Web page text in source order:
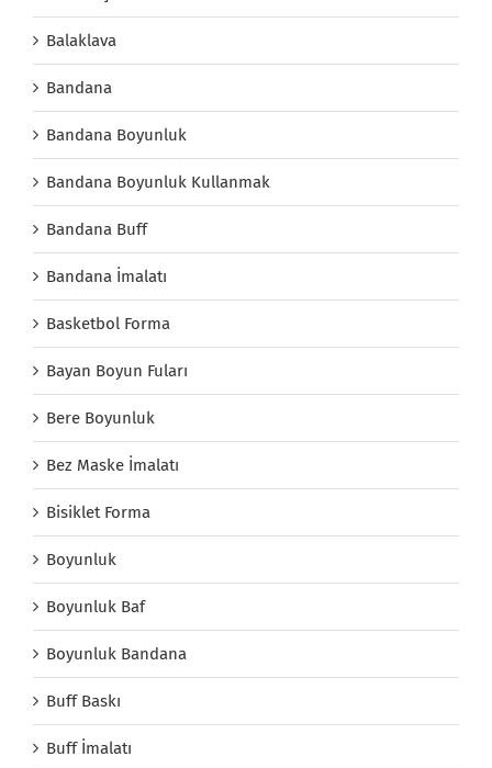
Balaklava
Bandana
Bandana Boyunluk
Bandana Boyunluk Kullanmak
Bandana Buff
Bandana İmalatı
Basketbol Forma
Bayan Boyun Fuları
Bere Boyunluk
Bez Maske İmalatı
Bisiklet Forma
Boyunluk
Boyunluk Baf
Boyunluk Bandana
Buff Baskı
Buff İmalatı